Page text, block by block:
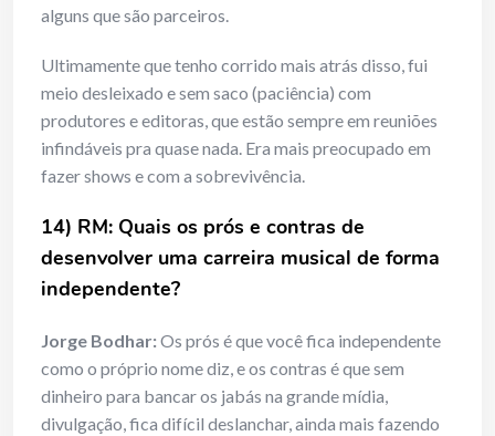
alguns que são parceiros.
Ultimamente que tenho corrido mais atrás disso, fui
meio desleixado e sem saco (paciência) com
produtores e editoras, que estão sempre em reuniões
infindáveis pra quase nada. Era mais preocupado em
fazer shows e com a sobrevivência.
14) RM: Quais os prós e contras de
desenvolver uma carreira musical de forma
independente?
Jorge Bodhar:Os prós é que você fica independente
como o próprio nome diz, e os contras é que sem
dinheiro para bancar os jabás na grande mídia,
divulgação, fica difícil deslanchar, ainda mais fazendo